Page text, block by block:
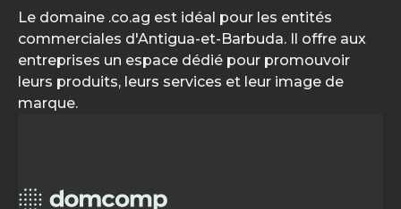
Le domaine .co.ag est idéal pour les entités
commerciales d'Antigua-et-Barbuda. Il offre aux
entreprises un espace dédié pour promouvoir
leurs produits, leurs services et leur image de
marque.